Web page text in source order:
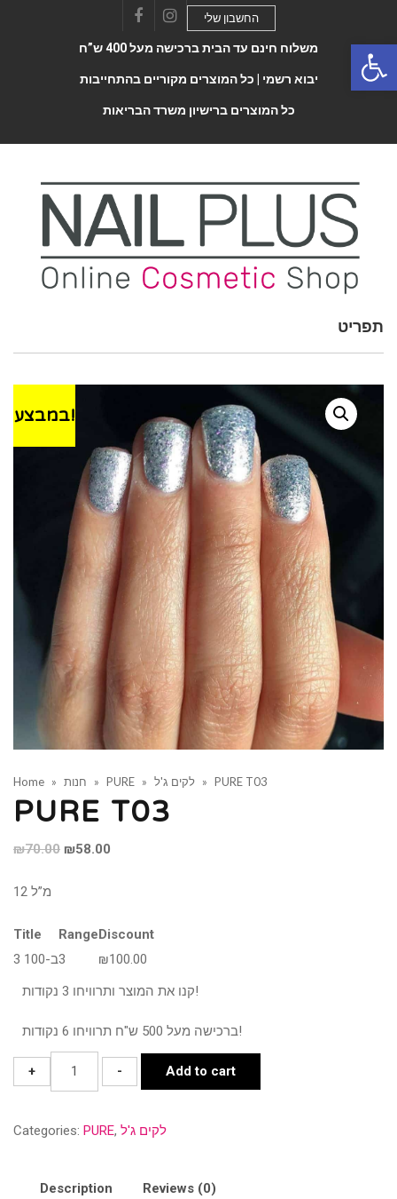
FacebookInstagram
החשבון שלי
משלוח חינם עד הבית ברכישה מעל 400 ש”ח
יבוא רשמי | כל המוצרים מקוריים בהתחייבות
כל המוצרים ברישיון משרד הבריאות
Toggle
תפריט
במבצע!
Home » חנות » PURE » לקים ג'ל » PURE T03
PURE T03
₪70.00 Original
₪58.00
12 מ”ל
Title RangeDiscount
3 ב-1003 ₪100.00
קנו את המוצר ותרוויחו 3 נקודות!
ברכישה מעל 500 ש"ח תרוויחו 6 נקודות!
+
PURE
T03
- Add to cart
Categories: PURE, לקים ג'ל
Description Reviews (0)